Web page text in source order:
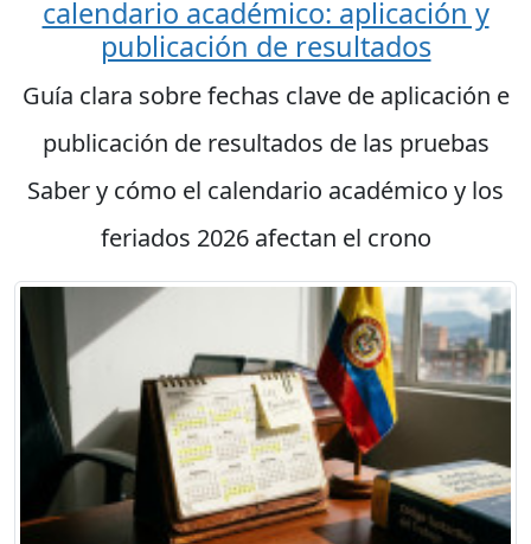
calendario académico: aplicación y
publicación de resultados
Guía clara sobre fechas clave de aplicación e
publicación de resultados de las pruebas
Saber y cómo el calendario académico y los
feriados 2026 afectan el crono